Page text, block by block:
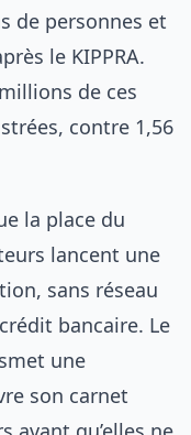
de personnes et
le KIPPRA.
de ces
contre 1,56
la place du
lancent une
sans réseau
bancaire. Le
une
son carnet